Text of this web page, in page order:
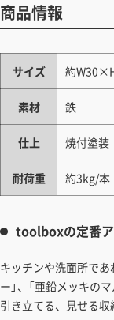
商品情報
サイズ 約
素材 鉄
仕上 焼付塗装
耐荷重 約3kg/本
toolboxの定番
キッチンや洗面所であ
ー 」、「亜鉛メッキの
引き立てる、見せる収